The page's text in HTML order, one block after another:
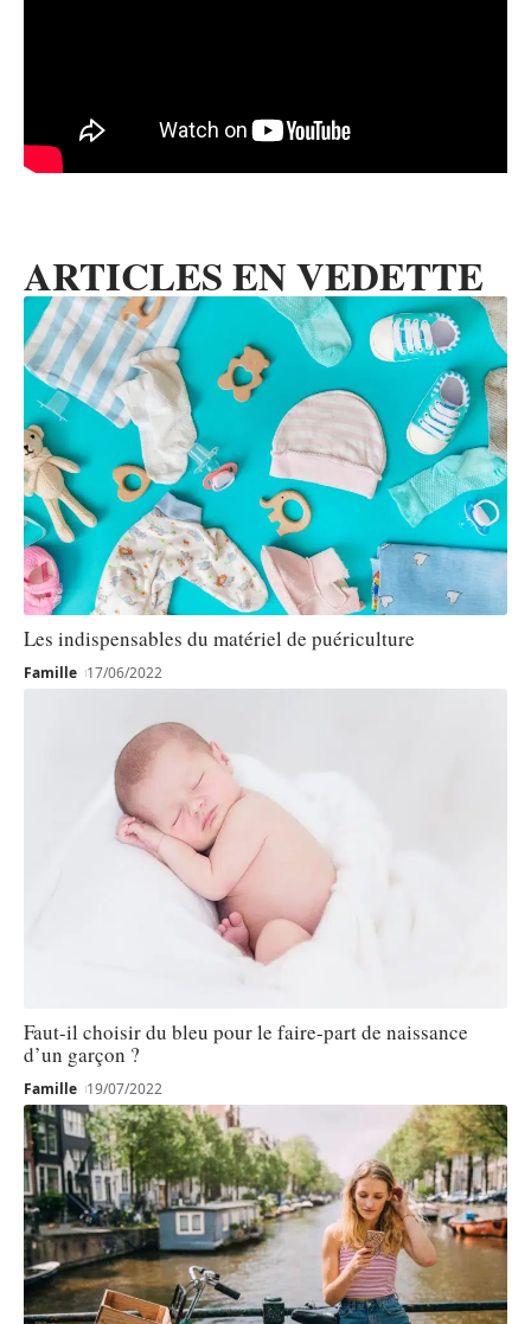
ARTICLES EN VEDETTE
Les indispensables du matériel de puériculture
Famille 17/06/2022
Faut-il choisir du bleu pour le faire-part de naissance
d’un garçon ?
Famille 19/07/2022